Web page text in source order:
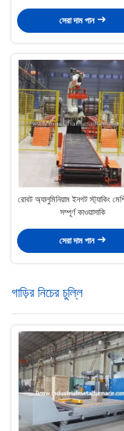
সেরা দাম পান
রোবট অ্যালুমিনিয়াম ইনগট স্ট্যাকিং
সম্পূর্ণ কাওয়াসাকি
সেরা দাম পান
গাড়ির নিচের চুল্লি